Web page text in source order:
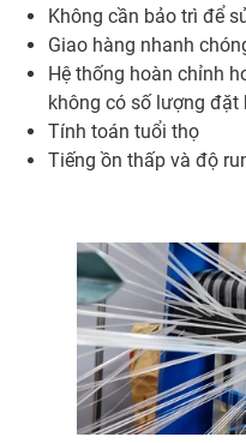
Không cần bảo trì để
Giao hàng nhanh
Hệ thống hoàn chỉnh
không có số lượng đặt
Tính toán tuổi thọ
Tiếng ồn thấp và độ